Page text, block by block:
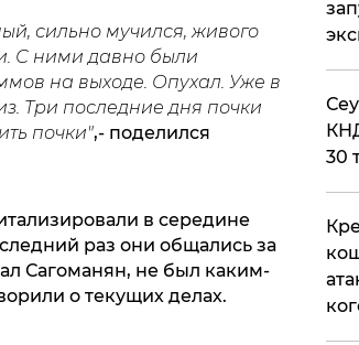
сильно мучился, живого
С ними давно были
на выходе. Опухал. Уже в
Три последние дня почки
почки",- поделился
в середине
раз они общались за
Сагоманян, не был каким-
о текущих делах.
30